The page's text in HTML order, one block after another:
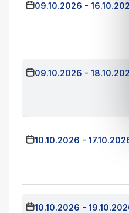
09.10.2026 -
09.10.2026 -
10.10.2026 -
10.10.2026 -